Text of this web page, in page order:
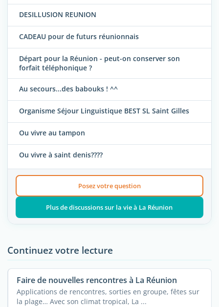
DESILLUSION REUNION
CADEAU pour de futurs réunionnais
Départ pour la Réunion - peut-on conserver son
forfait téléphonique ?
Au secours...des babouks ! ^^
Organisme Séjour Linguistique BEST SL Saint Gilles
Ou vivre au tampon
Ou vivre à saint denis????
Posez votre question
Plus de discussions sur la vie à La Réunion
Continuez votre lecture
Faire de nouvelles rencontres à La Réunion
Applications de rencontres, sorties en groupe, fêtes sur
la plage… Avec son climat tropical, La ...